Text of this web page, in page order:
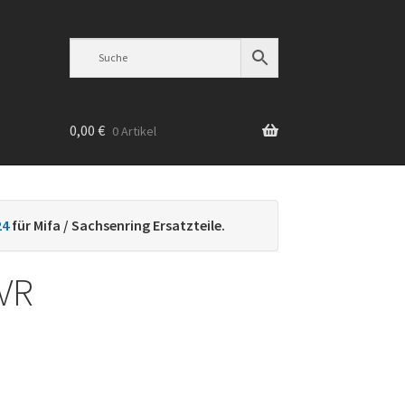
0,00 € 0 Artikel
für Mifa / Sachsenring Ersatzteile.